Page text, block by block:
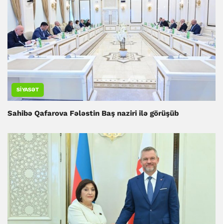
SIYASƏT
Sahibə Qafarova Fələstin Baş naziri ilə görüşüb